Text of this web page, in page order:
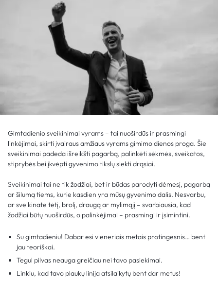
Gimtadienio sveikinimai vyrams – tai nuoširdūs ir prasmingi
linkėjimai, skirti įvairaus amžiaus vyrams gimimo dienos proga. Šie
sveikinimai padeda išreikšti pagarbą, palinkėti sėkmės, sveikatos,
stiprybės bei įkvėpti gyvenimo tikslų siekti drąsiai.
Sveikinimai tai ne tik žodžiai, bet ir būdas parodyti dėmesį, pagarbą
ar šilumą tiems, kurie kasdien yra mūsų gyvenimo dalis. Nesvarbu,
ar sveikinate tėtį, brolį, draugą ar mylimąjį – svarbiausia, kad
žodžiai būtų nuoširdūs, o palinkėjimai – prasmingi ir įsimintini.
Su gimtadieniu! Dabar esi vieneriais metais protingesnis… bent
jau teoriškai.
Tegul pilvas neauga greičiau nei tavo pasiekimai.
Linkiu, kad tavo plaukų linija atsilaikytų bent dar metus!